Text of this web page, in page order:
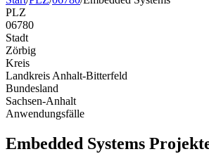
PLZ
06780
Stadt
Zörbig
Kreis
Landkreis Anhalt-Bitterfeld
Bundesland
Sachsen-Anhalt
Anwendungsfälle
Embedded Systems